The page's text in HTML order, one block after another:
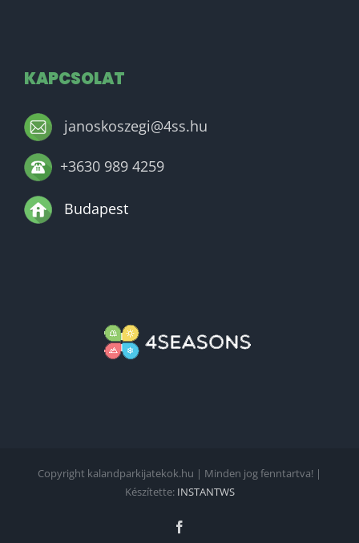
KAPCSOLAT
janoskoszegi@4ss.hu
+3630 989 4259
Budapest
Copyright kalandparkijatekok.hu | Minden jog fenntartva! |
Készítette: INSTANTWS